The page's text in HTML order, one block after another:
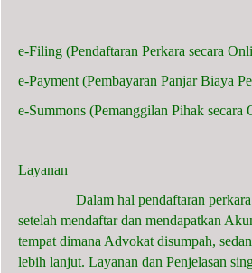
e-Filing (Pendaftaran Perkara secara
e-Payment (Pembayaran Panjar Biaya
e-Summons (Pemanggilan Pihak secara
Layanan
Dalam hal pendaftaran perkara
setelah mendaftar dan mendapatkan
tempat dimana Advokat disumpah,
lebih lanjut. Layanan dan Penjelasan